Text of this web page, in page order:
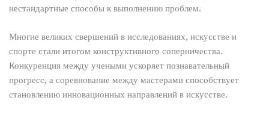
нестандартные способы к выполнению проблем.
Многие великих свершений в исследованиях, искусстве и
спорте стали итогом конструктивного соперничества.
Конкуренция между учеными ускоряет познавательный
прогресс, а соревнование между мастерами способствует
становлению инновационных направлений в искусстве.